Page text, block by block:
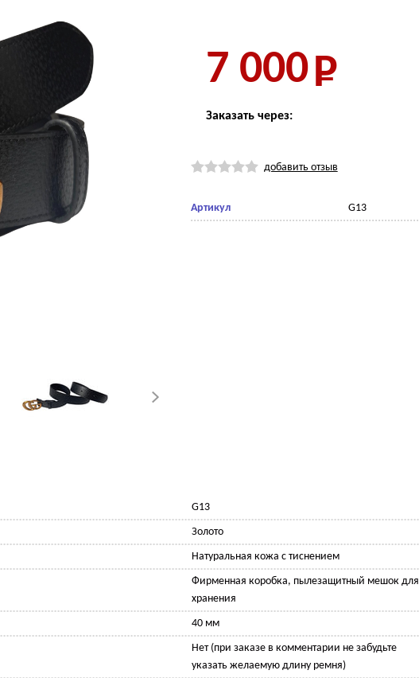
7 000
Заказать через:
добавить отзыв
Артикул G13
G13
Золото
Натуральная кожа с тиснением
Фирменная коробка, пылезащитный мешок для
хранения
40 мм
Нет (при заказе в комментарии не забудьте
указать желаемую длину ремня)